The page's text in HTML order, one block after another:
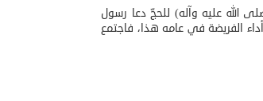
الله عليه وآله) للحجّ دعا رسول
الفريضة في عامه هذا، فاجتمع